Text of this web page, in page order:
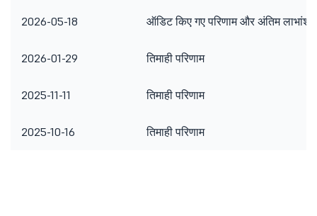
2026-05-18 ऑडिट किए गए परिणाम और अंतिम लाभांश
2026-01-29 तिमाही परिणाम
2025-11-11 तिमाही परिणाम
2025-10-16 तिमाही परिणाम